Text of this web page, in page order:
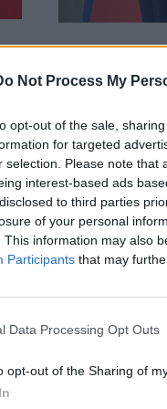
Not Process My
opt-out of the sale,
for targeted
selection. Please note
interest-based ads
to third parties
of your personal
This information may also
Participants that may
Data Processing Opt Outs
opt-out of the Sharing of
ΔΙΕΘΝΗ
Ο Μακρόν
Ελλάδας –
Την Αθήνα
Γάλλος πρόεδρος
νέας…
Newsroom